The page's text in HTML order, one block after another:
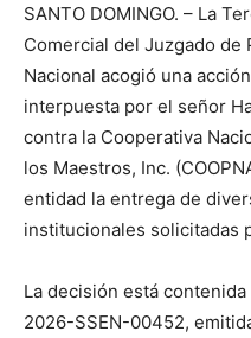
SANTO DOMINGO. – La
Comercial del Juzgado de
Nacional acogió una
interpuesta por el señor
contra la Cooperativa
los Maestros, Inc.
entidad la entrega de
institucionales solicitadas
La decisión está
2026-SSEN-00452,